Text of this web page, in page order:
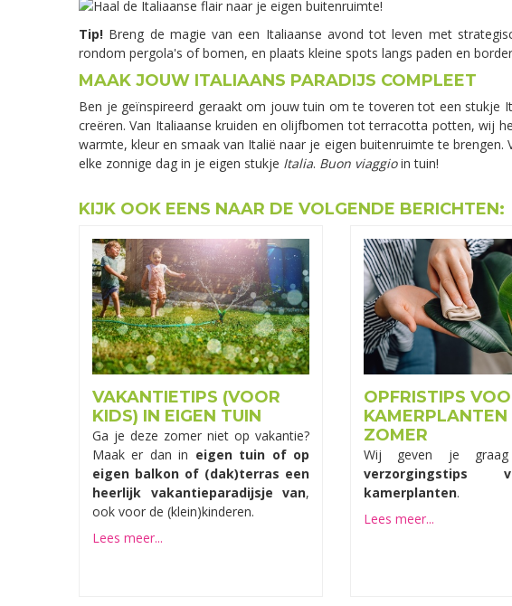
Tip! Breng de magie van een Italiaanse avond tot leven met
rondom pergola's of bomen, en plaats kleine spots langs paden en
MAAK JOUW ITALIAANS PARADIJS COMPLEET
Ben je geïnspireerd geraakt om jouw tuin om te toveren tot een stukje
creëren. Van Italiaanse kruiden en olijfbomen tot terracotta potten, wij
warmte, kleur en smaak van Italië naar je eigen buitenruimte te
elke zonnige dag in je eigen stukje Italia. Buon viaggioin tuin!
KIJK OOK EENS NAAR DE VOLGENDE BERICHTEN:
VAKANTIETIPS (VOOR
KIDS) IN EIGEN TUIN
Ga je deze zomer niet op vakantie?
Maak er dan in eigen tuin of op
eigen balkon of (dak)terras een
heerlijk vakantieparadijsje van,
ook voor de (klein)kinderen.
Lees meer...
OPFRISTIPS
KAMERPLANTEN
ZOMER
Wij geven je
kamerplanten.
Lees meer...